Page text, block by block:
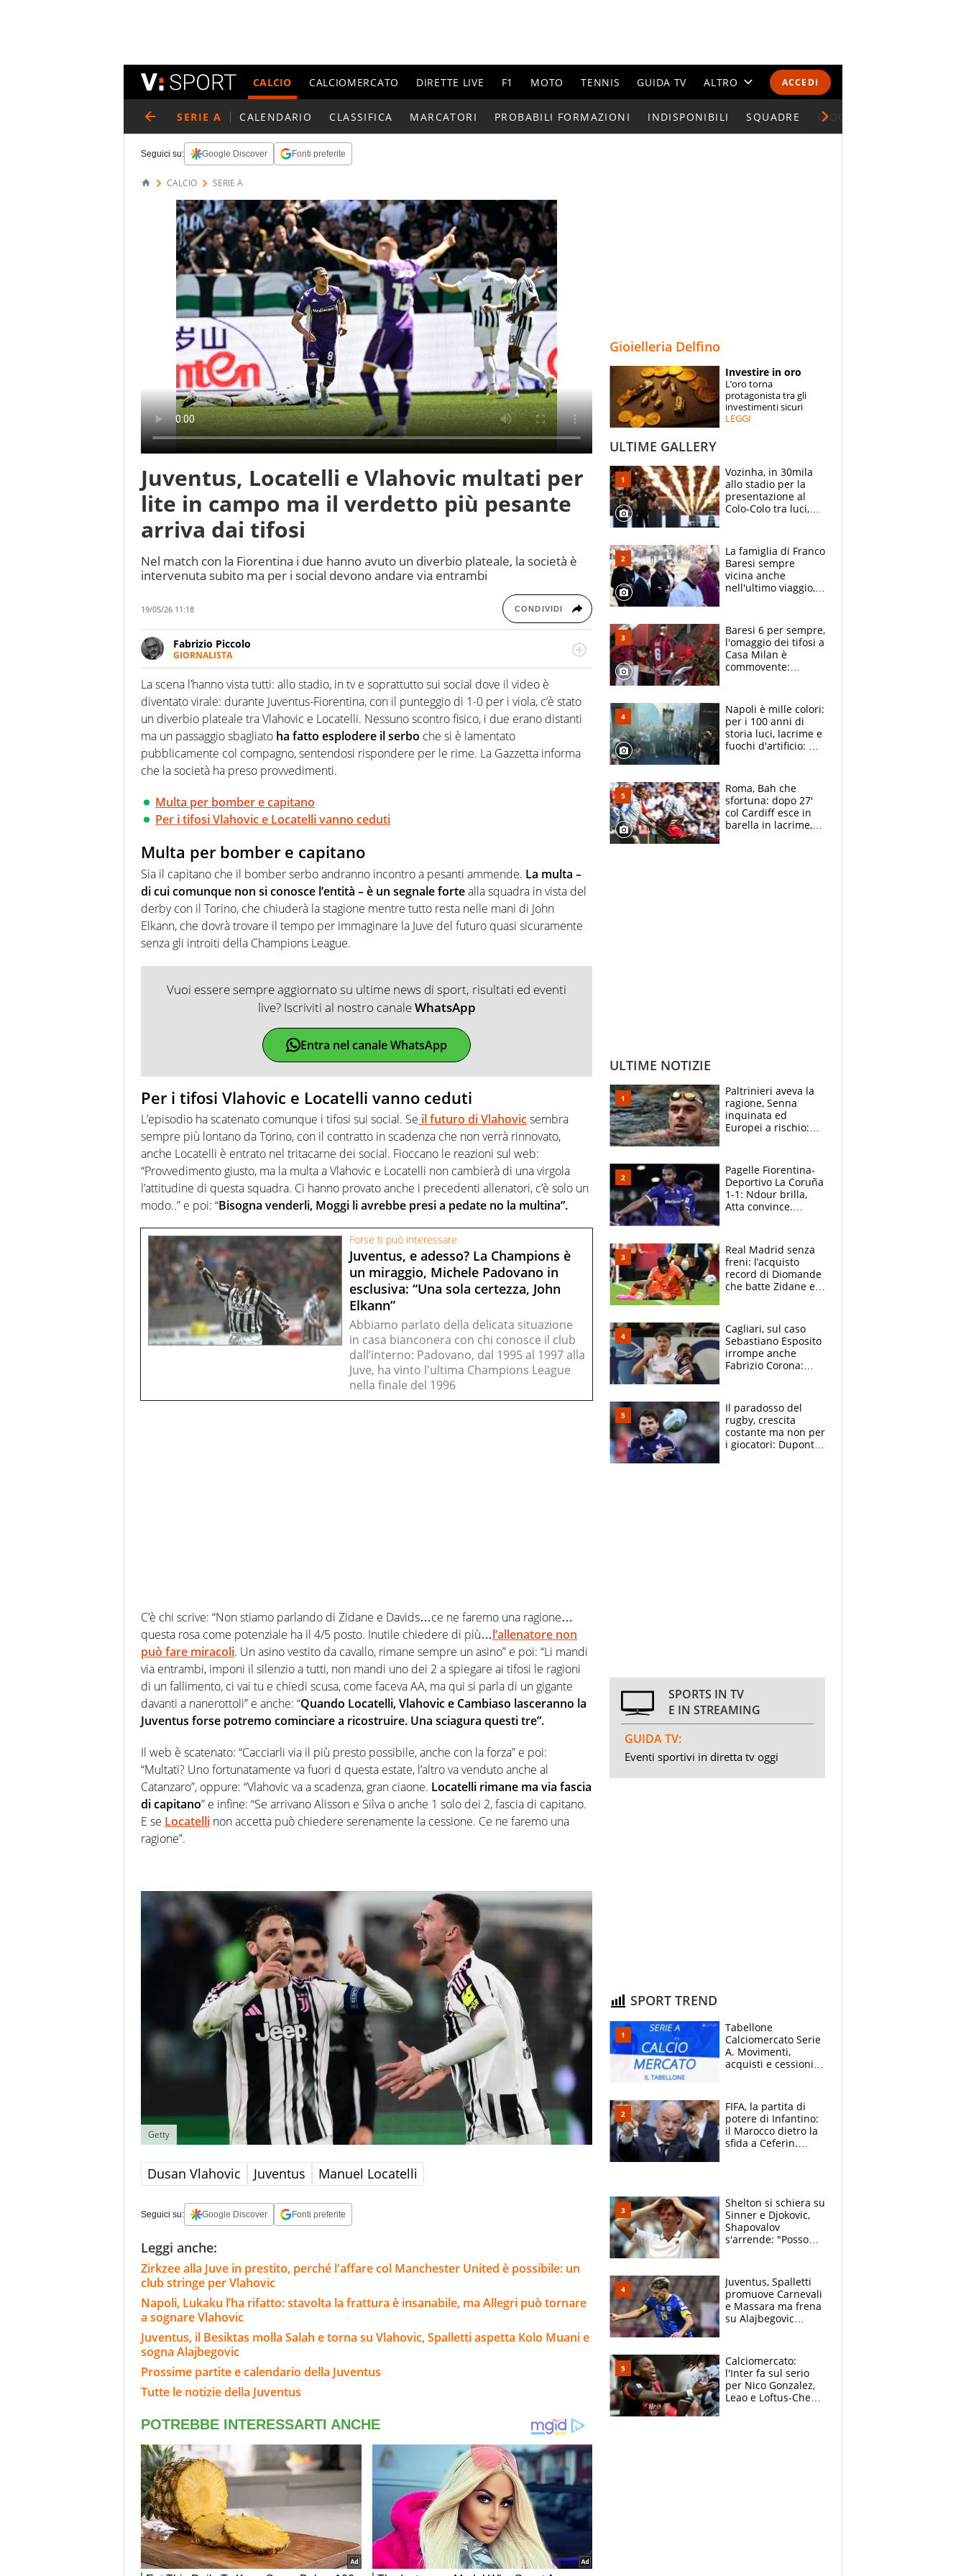
ACCEDI
CALCIO CALCIOMERCATO DIRETTE LIVE F1 MOTO TENNIS GUIDA TV ALTRO
CALENDARI E CLASSIFICHE
ESPERTI
CONTATTI
SERIE A CALENDARIO CLASSIFICA MARCATORI PROBABILI FORMAZIONI INDISPONIBILI SQUADRE GIOCATORI SERIE A
Seguici su: Google Discover Fonti preferite
CALCIO SERIE A
Juventus, Locatelli e Vlahovic multati per
lite in campo ma il verdetto più pesante
arriva dai tifosi
Nel match con la Fiorentina i due hanno avuto un diverbio plateale, la società è
intervenuta subito ma per i social devono andare via entrambi
19/05/26 11:18 CONDIVIDI
Fabrizio Piccolo
GIORNALISTA
Nella sua carriera ha seguito numerose manifestazioni sportive e collaborato con
agenzie e testate. Esperienza, competenza, conoscenza e memoria storica. Si occupa
prevalentemente di calcio
La scena l’hanno vista tutti: allo stadio, in tv e soprattutto sui social dove il video è
diventato virale: durante Juventus-Fiorentina, con il punteggio di 1-0 per i viola, c’è stato
un diverbio plateale tra Vlahovic e Locatelli. Nessuno scontro fisico, i due erano distanti
ma un passaggio sbagliato ha fatto esplodere il serbo che si è lamentato
pubblicamente col compagno, sentendosi rispondere per le rime. La Gazzetta informa
che la società ha preso provvedimenti.
Multa per bomber e capitano
Per i tifosi Vlahovic e Locatelli vanno ceduti
Multa per bomber e capitano
Sia il capitano che il bomber serbo andranno incontro a pesanti ammende. La multa –
di cui comunque non si conosce l’entità – è un segnale fortealla squadra in vista del
derby con il Torino, che chiuderà la stagione mentre tutto resta nelle mani di John
Elkann, che dovrà trovare il tempo per immaginare la Juve del futuro quasi sicuramente
senza gli introiti della Champions League.
Vuoi essere sempre aggiornato su ultime news di sport, risultati ed eventi
live? Iscriviti al nostro canaleWhatsApp
Entra nel canale WhatsApp
Per i tifosi Vlahovic e Locatelli vanno ceduti
L’episodio ha scatenato comunque i tifosi sui social. Se il futuro di Vlahovicsembra
sempre più lontano da Torino, con il contratto in scadenza che non verrà rinnovato,
anche Locatelli è entrato nel tritacarne dei social. Fioccano le reazioni sul web:
“Provvedimento giusto, ma la multa a Vlahovic e Locatelli non cambierà di una virgola
l’attitudine di questa squadra. Ci hanno provato anche i precedenti allenatori, c’è solo un
modo..” e poi: “Bisogna venderli, Moggi li avrebbe presi a pedate no la multina”.
Forse ti può interessare
Juventus, e adesso? La Champions è
un miraggio, Michele Padovano in
esclusiva: “Una sola certezza, John
Elkann”
Abbiamo parlato della delicata situazione
in casa bianconera con chi conosce il club
dall’interno: Padovano, dal 1995 al 1997 alla
Juve, ha vinto l'ultima Champions League
nella finale del 1996
C’è chi scrive: “Non stiamo parlando di Zidane e Davids…ce ne faremo una ragione…
questa rosa come potenziale ha il 4/5 posto. Inutile chiedere di più…l’allenatore non
può fare miracoli. Un asino vestito da cavallo, rimane sempre un asino” e poi: “Li mandi
via entrambi, imponi il silenzio a tutti, non mandi uno dei 2 a spiegare ai tifosi le ragioni
di un fallimento, ci vai tu e chiedi scusa, come faceva AA, ma qui si parla di un gigante
davanti a nanerottoli” e anche: “Quando Locatelli, Vlahovic e Cambiaso lasceranno la
Juventus forse potremo cominciare a ricostruire. Una sciagura questi tre”.
Il web è scatenato: “Cacciarli via il più presto possibile, anche con la forza” e poi:
“Multati? Uno fortunatamente va fuori d questa estate, l’altro va venduto anche al
Catanzaro”, oppure: “Vlahovic va a scadenza, gran ciaone. Locatelli rimane ma via fascia
di capitano” e infine: “Se arrivano Alisson e Silva o anche 1 solo dei 2, fascia di capitano.
E se Locatelli non accetta può chiedere serenamente la cessione. Ce ne faremo una
ragione”.
Getty
Dusan Vlahovic Juventus Manuel Locatelli
Seguici su: Google Discover Fonti preferite
Leggi anche:
Zirkzee alla Juve in prestito, perché l'affare col Manchester United è possibile: un
club stringe per Vlahovic
Napoli, Lukaku l’ha rifatto: stavolta la frattura è insanabile, ma Allegri può tornare
a sognare Vlahovic
Juventus, il Besiktas molla Salah e torna su Vlahovic, Spalletti aspetta Kolo Muani e
sogna Alajbegovic
Prossime partite e calendario della Juventus
Tutte le notizie della Juventus
Gioielleria Delfino
Investire in oro
L’oro torna
protagonista tra gli
investimenti sicuri
LEGGI
ULTIME GALLERY
Vozinha, in 30mila
allo stadio per la
presentazione al
Colo-Colo tra luci,
La famiglia di Franco
Baresi sempre
vicina anche
nell'ultimo viaggio,
circondati
dall'affetto dei tifosi
Baresi 6 per sempre,
l'omaggio dei tifosi a
Casa Milan è
commovente:
bigliettini
Napoli è mille colori:
per i 100 anni di
storia luci, lacrime e
fuochi d'artificio: De
Roma, Bah che
sfortuna: dopo 27'
col Cardiff esce in
barella in lacrime,
ULTIME NOTIZIE
Paltrinieri aveva la
ragione, Senna
inquinata ed
Europei a rischio:
adesso
Pagelle Fiorentina-
Deportivo La Coruña
1-1: Ndour brilla,
Atta convince.
Real Madrid senza
freni: l’acquisto
record di Diomande
che batte Zidane e
Cagliari, sul caso
Sebastiano Esposito
irrompe anche
Fabrizio Corona:
prove”
Il paradosso del
rugby, crescita
costante ma non per
i giocatori: Dupont
SPORTS IN TV
E IN STREAMING
GUIDA TV:
Eventi sportivi in diretta tv oggi
SPORT TREND
Tabellone
Calciomercato Serie
A. Movimenti,
acquisti e cessioni:
FIFA, la partita di
potere di Infantino:
il Marocco dietro la
sfida a Ceferin.
Shelton si schiera su
Sinner e Djokovic,
Shapovalov
s'arrende: "Posso
Juventus, Spalletti
promuove Carnevali
e Massara ma frena
su Alajbegovic
Yildiz
Calciomercato:
l'Inter fa sul serio
per Nico Gonzalez,
Leao e Loftus-Cheek